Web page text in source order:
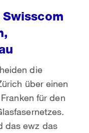
die
über einen
für den
das ewz das